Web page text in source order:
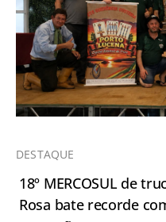
DESTAQUE
18º MERCOSUL de
Rosa bate recorde